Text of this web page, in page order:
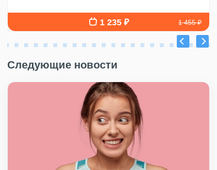
1 235 ₽ 1 455 ₽
Следующие новости